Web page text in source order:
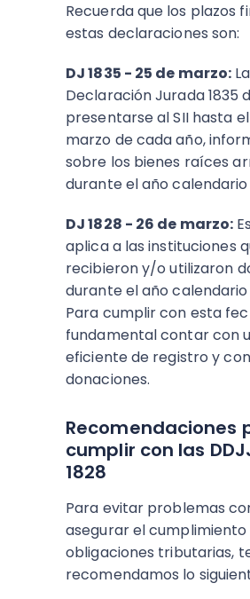
Recuerda que los plazos
estas declaraciones son:
DJ 1835 - 25 de marzo: La
Declaración Jurada 1835
presentarse al SII hasta
marzo de cada año,
sobre los bienes raíces
durante el año
DJ 1828 - 26 de marzo:
aplica a las instituciones
recibieron y/o utilizaron
durante el año
Para cumplir con esta
fundamental contar con
eficiente de registro y
donaciones.
Recomendaciones
cumplir con las
1828
Para evitar problemas
asegurar el cumplimiento
obligaciones tributarias,
recomendamos lo